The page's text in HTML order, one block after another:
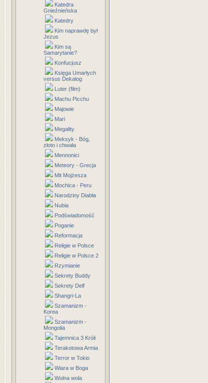
Katedra
Gnieźnieńska
Katedry
Kim naprawdę był
Jezus
Kim są
Samarytanie?
Konfucjusz
Księga Umarłych
versus Dekalog
Luter (film)
Machu Picchu
Majowie
Mari
Megality
Meksyk - Bóg,
złoto i chwała
Mennonici
Meteory - Grecja
Mit Mojżesza
Mochica - Peru
Narodziny Diabła
Nubia
Podświadomość
Poganie
Reformacja
Religie w Polsce
Religie w Polsce 2
Rzymianie
Sekrety Buddy
Sekrety Delf
Shangri-La
Szamanizm -
Korea
Szamanizm -
Mongolia
Tajemnica 3 Króli
Terakotowa Armia
Terror w Tokio
Wiara w Boga
Wolna wola